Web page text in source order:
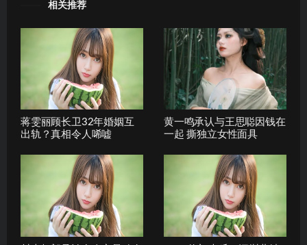
相关推荐
蒋雯丽顾长卫32年婚姻互
出轨？真相令人唏嘘
黄一鸣承认与王思聪因钱在
一起 撕独立女性面具